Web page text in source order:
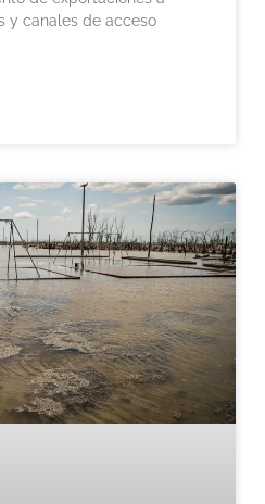
y canales de acceso